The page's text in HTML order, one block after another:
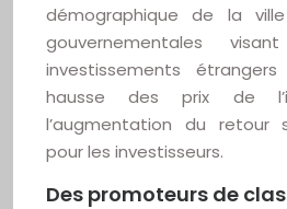
démographique de la
gouvernementales
investissements
hausse des prix de
l’augmentation du retour
pour les investisseurs.
Des promoteurs de